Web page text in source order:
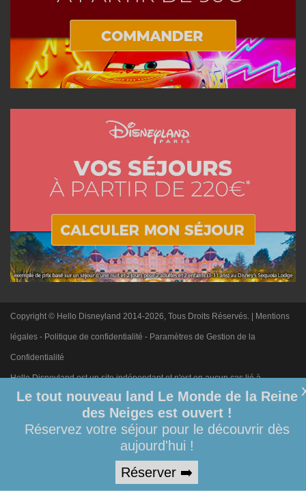
Copyright © Hello Disneyland 2014-2026, Tous Droits Réservés. | Mentions
légales - Politique de confidentialité - Paramètres de Gestion de la
Confidentialité
Hello Disneyland est un site indépendant et n'est en aucun cas lié à
Disneyland Paris. Toute demande adressée à Disneyland Paris sera
ignorée. Merci de votre compréhension.
Le tout nouveau land Le Monde de la Reine
des Neiges est ouvert !
Réservez votre séjour pour le découvrir dès
aujourd'hui !
Réserver ➡️